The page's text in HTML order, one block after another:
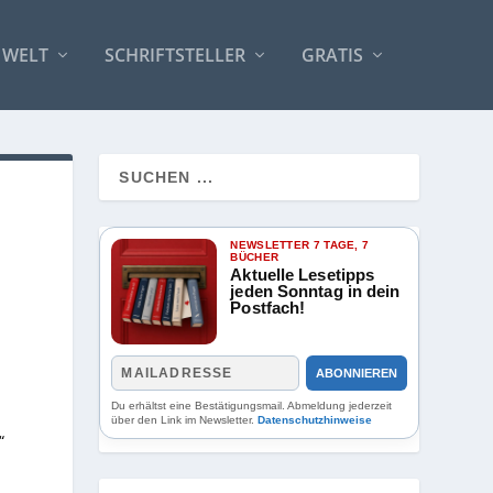
SCHRIFTSTELLER GRATIS
NEWSLETTER 7 TAGE, 7
BÜCHER
Aktuelle Lesetipps
jeden Sonntag in dein
Postfach!
ABONNIEREN
Du erhältst eine Bestätigungsmail. Abmeldung jederzeit
über den Link im Newsletter.Datenschutzhinweise